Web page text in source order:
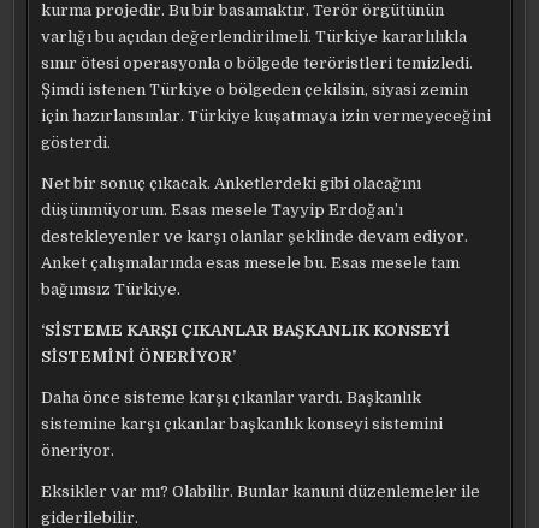
kurma projedir. Bu bir basamaktır. Terör örgütünün
varlığı bu açıdan değerlendirilmeli. Türkiye kararlılıkla
sınır ötesi operasyonla o bölgede teröristleri temizledi.
Şimdi istenen Türkiye o bölgeden çekilsin, siyasi zemin
için hazırlansınlar. Türkiye kuşatmaya izin vermeyeceğini
gösterdi.
Net bir sonuç çıkacak. Anketlerdeki gibi olacağını
düşünmüyorum. Esas mesele Tayyip Erdoğan’ı
destekleyenler ve karşı olanlar şeklinde devam ediyor.
Anket çalışmalarında esas mesele bu. Esas mesele tam
bağımsız Türkiye.
‘SİSTEME KARŞI ÇIKANLAR BAŞKANLIK KONSEYİ
SİSTEMİNİ ÖNERİYOR’
Daha önce sisteme karşı çıkanlar vardı. Başkanlık
sistemine karşı çıkanlar başkanlık konseyi sistemini
öneriyor.
Eksikler var mı? Olabilir. Bunlar kanuni düzenlemeler ile
giderilebilir.